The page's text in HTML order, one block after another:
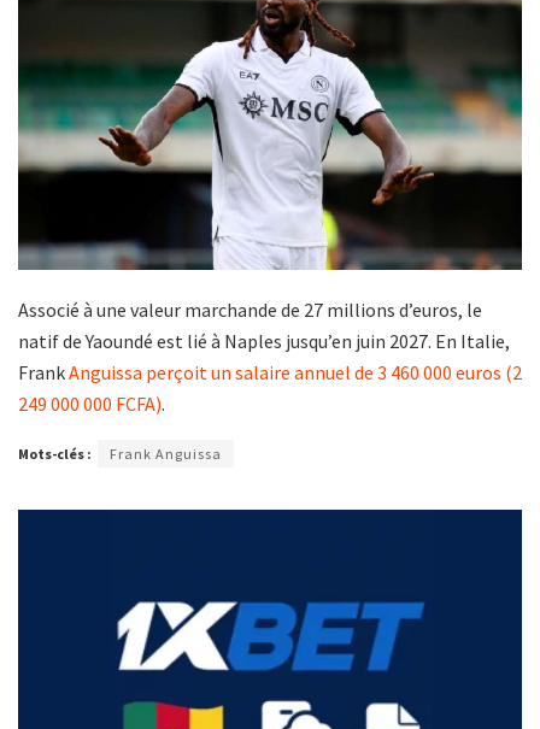
Associé à une valeur marchande de 27 millions d’euros, le
natif de Yaoundé est lié à Naples jusqu’en juin 2027. En Italie,
FrankAnguissa perçoit un salaire annuel de 3 460 000 euros (2
249 000 000 FCFA).
Mots-clés : Frank Anguissa